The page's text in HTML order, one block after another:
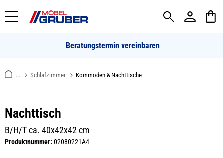
springen
Beratungstermin vereinbaren
... Schlafzimmer Kommoden & Nachttische
Nachttisch
B/H/T ca. 40x42x42 cm
Produktnummer: 02080221A4